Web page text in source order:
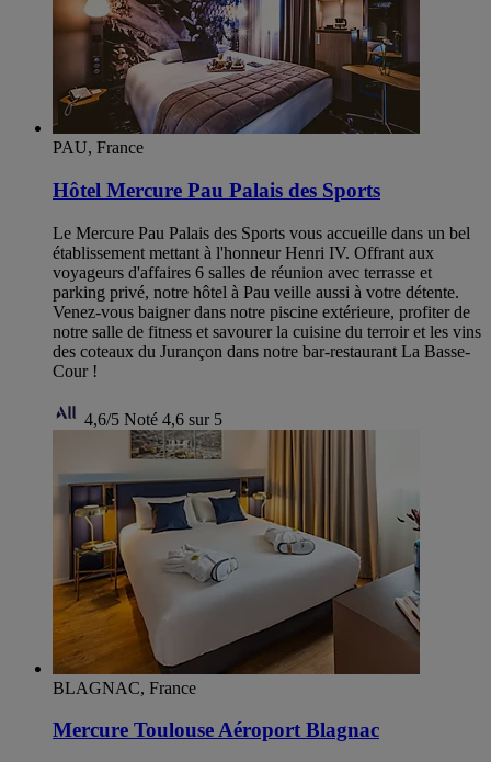
PAU, France
Hôtel Mercure Pau Palais des Sports
Le Mercure Pau Palais des Sports vous accueille dans un bel
établissement mettant à l'honneur Henri IV. Offrant aux
voyageurs d'affaires 6 salles de réunion avec terrasse et
parking privé, notre hôtel à Pau veille aussi à votre détente.
Venez-vous baigner dans notre piscine extérieure, profiter de
notre salle de fitness et savourer la cuisine du terroir et les vins
des coteaux du Jurançon dans notre bar-restaurant La Basse-
Cour !
4,6/5 Noté 4,6 sur 5
BLAGNAC, France
Mercure Toulouse Aéroport Blagnac